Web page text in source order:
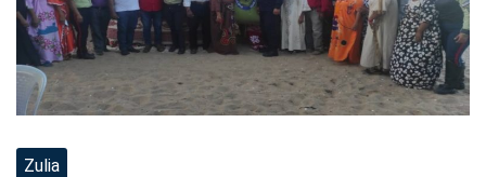
Zulia